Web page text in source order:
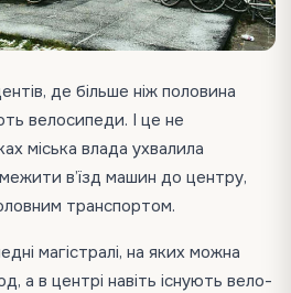
де більше ніж половина
велосипеди. І це не
міська влада ухвалила
в’їзд машин до центру,
транспортом.
магістралі, на яких можна
а в центрі навіть існують вело-